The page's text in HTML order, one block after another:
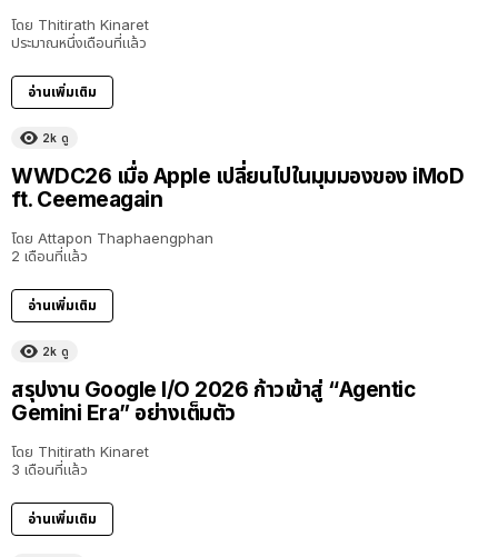
โดย Thitirath Kinaret
ประมาณหนึ่งเดือนที่แล้ว
อ่านเพิ่มเติม
2k ดู
WWDC26 เมื่อ Apple เปลี่ยนไปในมุมมองของ iMoD
ft. Ceemeagain
โดย Attapon Thaphaengphan
2 เดือนที่แล้ว
อ่านเพิ่มเติม
2k ดู
สรุปงาน Google I/O 2026 ก้าวเข้าสู่ “Agentic
Gemini Era” อย่างเต็มตัว
โดย Thitirath Kinaret
3 เดือนที่แล้ว
อ่านเพิ่มเติม